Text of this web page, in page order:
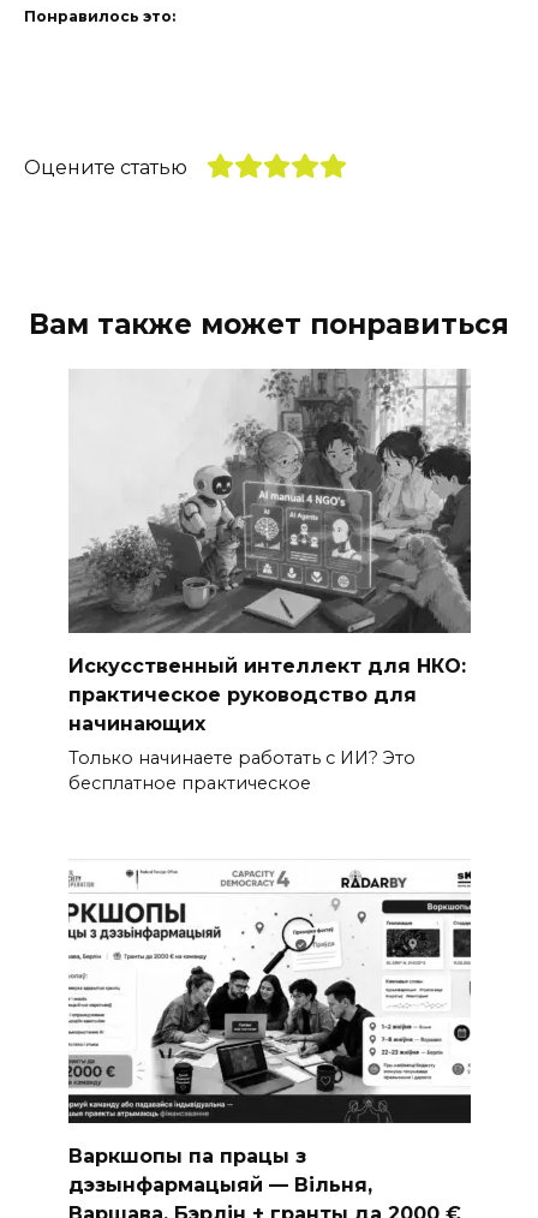
Понравилось это:
Оцените статью
Вам также может понравиться
Искусственный интеллект для НКО:
практическое руководство для
начинающих
Только начинаете работать с ИИ? Это
бесплатное практическое
Варкшопы па працы з
дэзынфармацыяй — Вільня,